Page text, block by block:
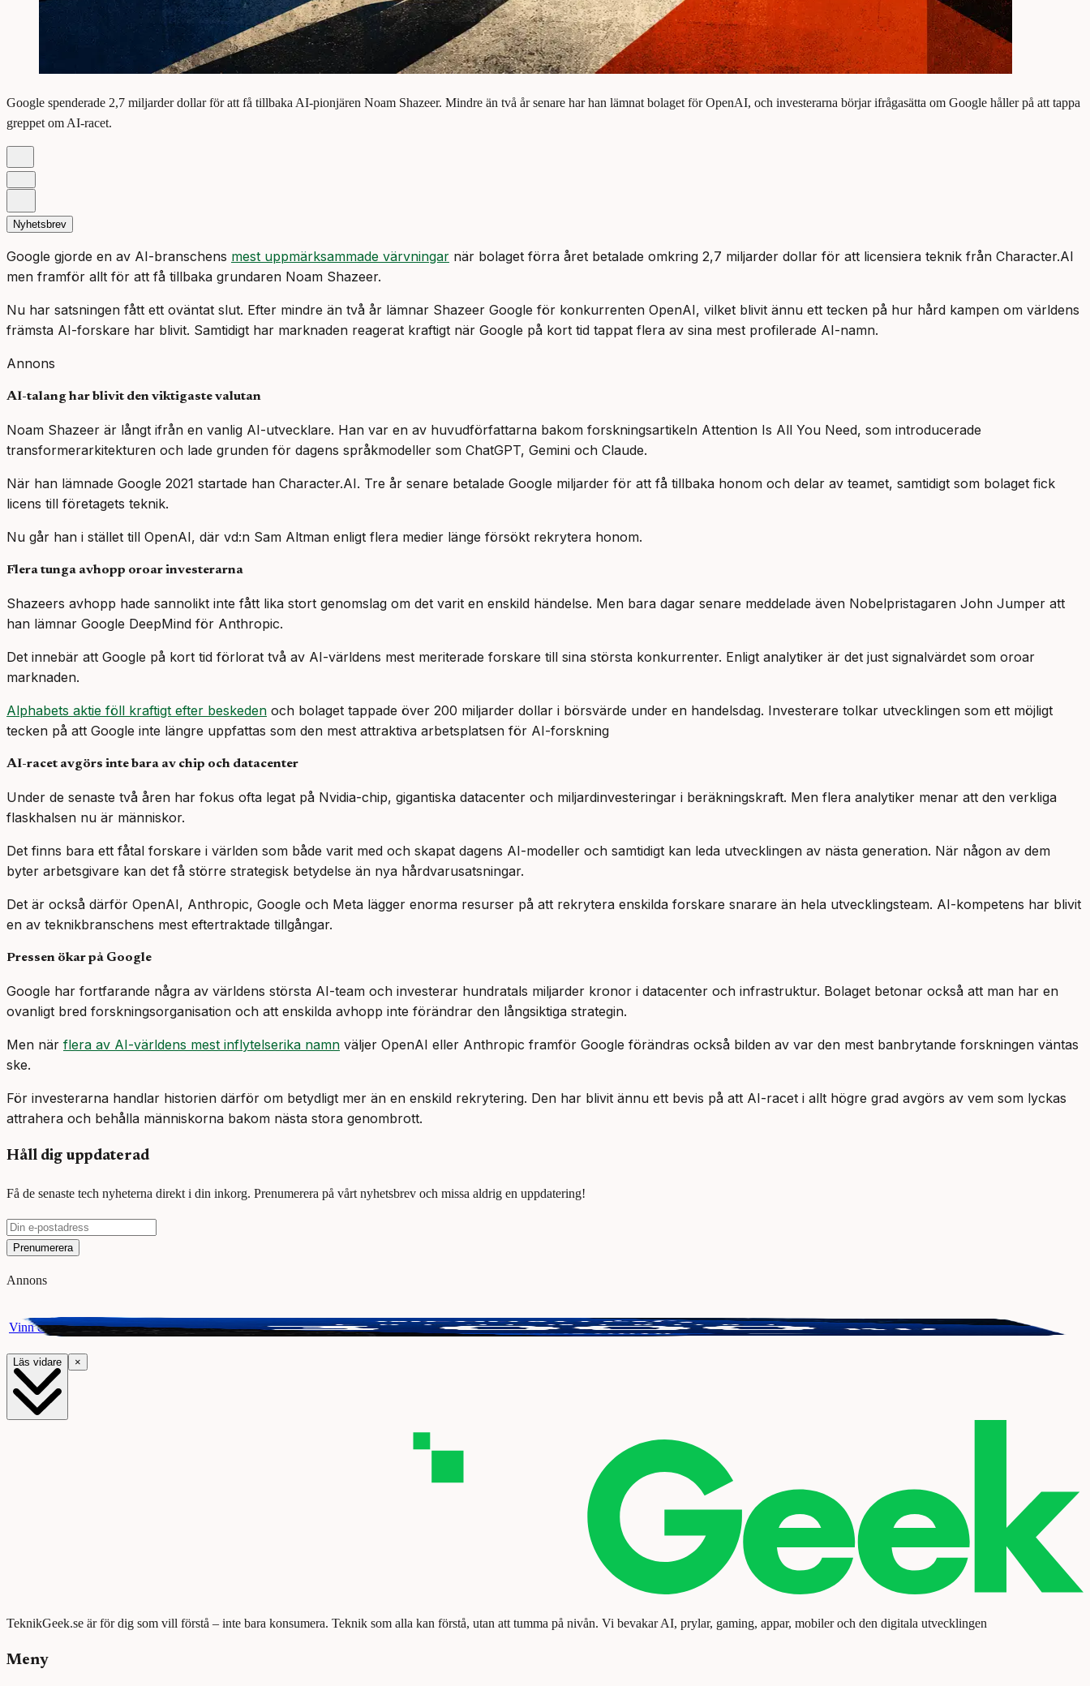
Google spenderade 2,7 miljarder dollar för att få tillbaka AI-pionjären Noam Shazeer. Mindre än två år senare har han lämnat bolaget för OpenAI, och investerarna börjar ifrågasätta om Google håller på att tappa
greppet om AI-racet.
Nyhetsbrev
Google gjorde en av AI-branschens mest uppmärksammade värvningar när bolaget förra året betalade omkring 2,7 miljarder dollar för att licensiera teknik från Character.AI
men framför allt för att få tillbaka grundaren Noam Shazeer.
Nu har satsningen fått ett oväntat slut. Efter mindre än två år lämnar Shazeer Google för konkurrenten OpenAI, vilket blivit ännu ett tecken på hur hård kampen om världens
främsta AI-forskare har blivit. Samtidigt har marknaden reagerat kraftigt när Google på kort tid tappat flera av sina mest profilerade AI-namn.
Annons
AI-talang har blivit den viktigaste valutan
Noam Shazeer är långt ifrån en vanlig AI-utvecklare. Han var en av huvudförfattarna bakom forskningsartikeln Attention Is All You Need, som introducerade
transformerarkitekturen och lade grunden för dagens språkmodeller som ChatGPT, Gemini och Claude.
När han lämnade Google 2021 startade han Character.AI. Tre år senare betalade Google miljarder för att få tillbaka honom och delar av teamet, samtidigt som bolaget fick
licens till företagets teknik.
Nu går han i stället till OpenAI, där vd:n Sam Altman enligt flera medier länge försökt rekrytera honom.
Flera tunga avhopp oroar investerarna
Shazeers avhopp hade sannolikt inte fått lika stort genomslag om det varit en enskild händelse. Men bara dagar senare meddelade även Nobelpristagaren John Jumper att
han lämnar Google DeepMind för Anthropic.
Det innebär att Google på kort tid förlorat två av AI-världens mest meriterade forskare till sina största konkurrenter. Enligt analytiker är det just signalvärdet som oroar
marknaden.
Alphabets aktie föll kraftigt efter beskeden och bolaget tappade över 200 miljarder dollar i börsvärde under en handelsdag. Investerare tolkar utvecklingen som ett möjligt
tecken på att Google inte längre uppfattas som den mest attraktiva arbetsplatsen för AI-forskning
AI-racet avgörs inte bara av chip och datacenter
Under de senaste två åren har fokus ofta legat på Nvidia-chip, gigantiska datacenter och miljardinvesteringar i beräkningskraft. Men flera analytiker menar att den verkliga
flaskhalsen nu är människor.
Det finns bara ett fåtal forskare i världen som både varit med och skapat dagens AI-modeller och samtidigt kan leda utvecklingen av nästa generation. När någon av dem
byter arbetsgivare kan det få större strategisk betydelse än nya hårdvarusatsningar.
Det är också därför OpenAI, Anthropic, Google och Meta lägger enorma resurser på att rekrytera enskilda forskare snarare än hela utvecklingsteam. AI-kompetens har blivit
en av teknikbranschens mest eftertraktade tillgångar.
Pressen ökar på Google
Google har fortfarande några av världens största AI-team och investerar hundratals miljarder kronor i datacenter och infrastruktur. Bolaget betonar också att man har en
ovanligt bred forskningsorganisation och att enskilda avhopp inte förändrar den långsiktiga strategin.
Men när flera av AI-världens mest inflytelserika namn väljer OpenAI eller Anthropic framför Google förändras också bilden av var den mest banbrytande forskningen väntas
ske.
För investerarna handlar historien därför om betydligt mer än en enskild rekrytering. Den har blivit ännu ett bevis på att AI-racet i allt högre grad avgörs av vem som lyckas
attrahera och behålla människorna bakom nästa stora genombrott.
Håll dig uppdaterad
Få de senaste tech nyheterna direkt i din inkorg. Prenumerera på vårt nyhetsbrev och missa aldrig en uppdatering!
Prenumerera
Annons
Vinn ett presentkort på Webhallen. Delta i vår giveaway för chansen att vinna 3000 kr.
Läs vidare ×
TeknikGeek.se är för dig som vill förstå – inte bara konsumera. Teknik som alla kan förstå, utan att tumma på nivån. Vi bevakar AI, prylar, gaming, appar, mobiler och den digitala utvecklingen
Meny